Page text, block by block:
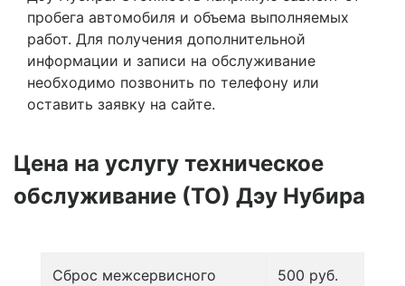
пробега автомобиля и объема выполняемых
работ. Для получения дополнительной
информации и записи на обслуживание
необходимо позвонить по телефону или
оставить заявку на сайте.
Цена на услугу техническое
обслуживание (ТО) Дэу Нубира
Сброс межсервисного
500 руб.